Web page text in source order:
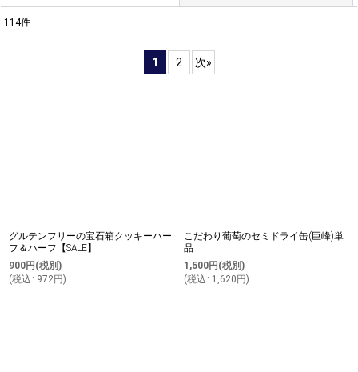
114件
1 2 次»
グルテンフリーの宝石箱クッキーハー
フ＆ハーフ【SALE】
900円 (税別)
(税込 : 972円)
こだわり葡萄のセミドライ缶(巨峰)単
品
1,500円 (税別)
(税込 : 1,620 円)